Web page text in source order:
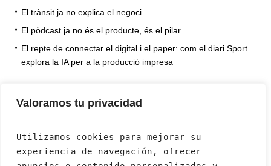
Valoramos tu privacidad
Utilizamos cookies para mejorar su
experiencia de navegación, ofrecer
El trànsit ja no explica el negoci
El pòdcast ja no és el producte, és el pilar
El repte de connectar el digital i el paper: com el diari Sport
explora la IA per a la producció impresa